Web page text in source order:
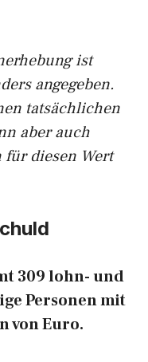
ist
angegeben.
tatsächlichen
aber auch
für diesen Wert
309 lohn- und
Personen mit
von Euro.